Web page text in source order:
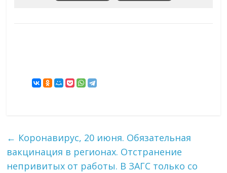
← Коронавирус, 20 июня. Обязательная
вакцинация в регионах. Отстранение
непривитых от работы. В ЗАГС только со